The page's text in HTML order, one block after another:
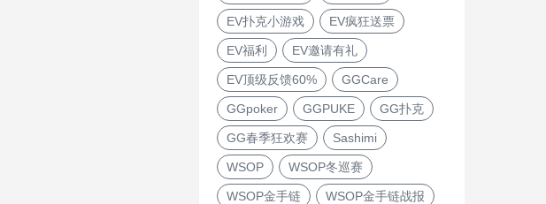
EV扑克小游戏 EV疯狂送票
EV福利 EV邀请有礼
EV顶级反馈60% GGCare
GGpoker GGPUKE GG扑克
GG春季狂欢赛 Sashimi
WSOP WSOP冬巡赛
WSOP金手链 WSOP金手链战报